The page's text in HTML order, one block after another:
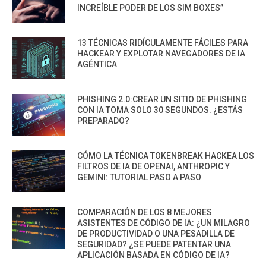
INCREÍBLE PODER DE LOS SIM BOXES”
13 TÉCNICAS RIDÍCULAMENTE FÁCILES PARA
HACKEAR Y EXPLOTAR NAVEGADORES DE IA
AGÉNTICA
PHISHING 2.0:CREAR UN SITIO DE PHISHING
CON IA TOMA SOLO 30 SEGUNDOS. ¿ESTÁS
PREPARADO?
CÓMO LA TÉCNICA TOKENBREAK HACKEA LOS
FILTROS DE IA DE OPENAI, ANTHROPIC Y
GEMINI: TUTORIAL PASO A PASO
COMPARACIÓN DE LOS 8 MEJORES
ASISTENTES DE CÓDIGO DE IA: ¿UN MILAGRO
DE PRODUCTIVIDAD O UNA PESADILLA DE
SEGURIDAD? ¿SE PUEDE PATENTAR UNA
APLICACIÓN BASADA EN CÓDIGO DE IA?